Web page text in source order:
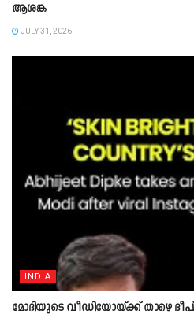
ആശങ്ക
JULY 31, 2026
INDIA
മോദിയുടെ വീഡിയോയ്ക്ക് താഴെ